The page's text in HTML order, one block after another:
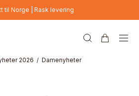
til Norge | Rask levering
2026 Damenyheter